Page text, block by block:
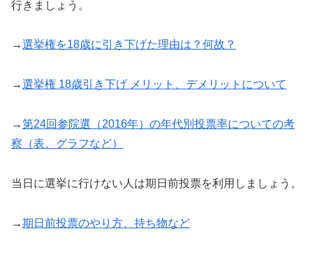
行きましょう。
→選挙権を18歳に引き下げた理由は？何故？
→選挙権 18歳引き下げ メリット、デメリットについて
→第24回参院選（2016年）の年代別投票率についての考
察（表、グラフなど）
当日に選挙に行けない人は期日前投票を利用しましょう。
→期日前投票のやり方、持ち物など